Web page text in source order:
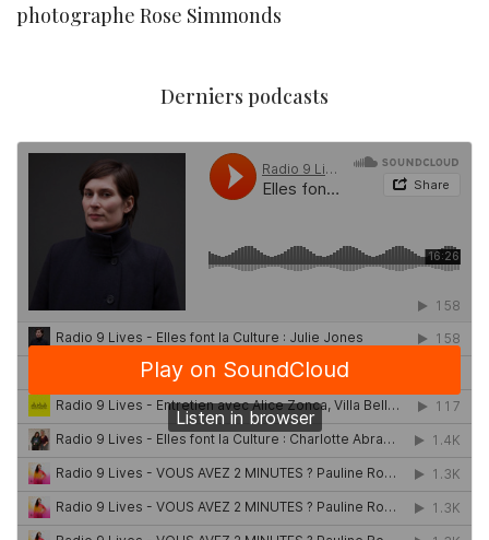
photographe Rose Simmonds
Derniers podcasts